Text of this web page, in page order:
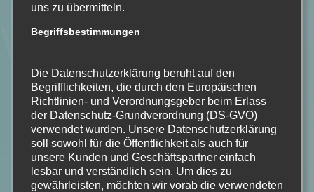
Bildquelle: LYX
Buchdetails
Name:The Ivy Years - Bevor wir fallen
Autor:Sarina Bowen
Seiten:311
Verlag:LYX
uns zu übermitteln.
Begriffsbestimmungen
Die Datenschutzerklärung beruht auf den
Begrifflichkeiten, die durch den Europäischen
Richtlinien- und Verordnungsgeber beim Erlass
der Datenschutz-Grundverordnung (DS-GVO)
verwendet wurden. Unsere Datenschutzerklärung
soll sowohl für die Öffentlichkeit als auch für
unsere Kunden und Geschäftspartner einfach
lesbar und verständlich sein. Um dies zu
gewährleisten, möchten wir vorab die verwendeten